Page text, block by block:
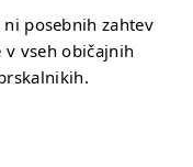
ni posebnih zahtev
v vseh običajnih